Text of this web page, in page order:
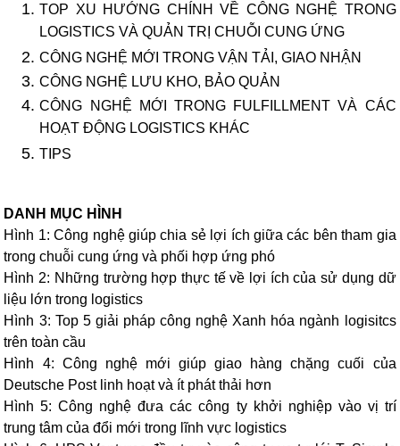
TOP XU HƯỚNG CHÍNH VỀ CÔNG NGHỆ TRONG
LOGISTICS VÀ QUẢN TRỊ CHUỖI CUNG ỨNG
CÔNG NGHỆ MỚI TRONG VẬN TẢI, GIAO NHẬN
CÔNG NGHỆ LƯU KHO, BẢO QUẢN
CÔNG NGHỆ MỚI TRONG FULFILLMENT VÀ CÁC
HOẠT ĐỘNG LOGISTICS KHÁC
TIPS
DANH MỤC HÌNH
Hình 1: Công nghệ giúp chia sẻ lợi ích giữa các bên tham gia
trong chuỗi cung ứng và phối hợp ứng phó
Hình 2: Những trường hợp thực tế về lợi ích của sử dụng dữ
liệu lớn trong logistics
Hình 3: Top 5 giải pháp công nghệ Xanh hóa ngành logisitcs
trên toàn cầu
Hình 4: Công nghệ mới giúp giao hàng chặng cuối của
Deutsche Post linh hoạt và ít phát thải hơn
Hình 5: Công nghệ đưa các công ty khởi nghiệp vào vị trí
trung tâm của đổi mới trong lĩnh vực logistics